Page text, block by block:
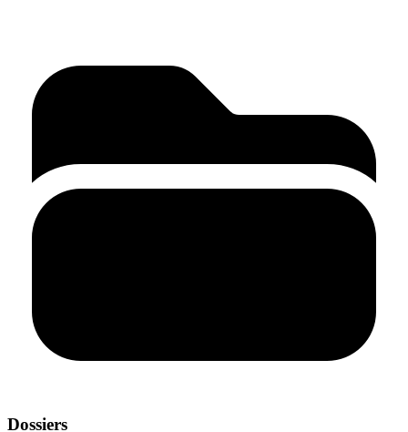
Dossiers